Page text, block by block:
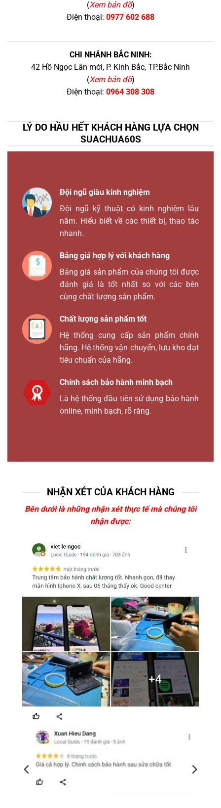
(Xem bản đồ)
Điện thoại: 0977 602 688
CHI NHÁNH BẮC NINH:
42 Hồ Ngọc Lân mới, P. Kinh Bắc, TP.Bắc Ninh
(Xem bản đồ)
Điện thoại: 0964 308 308
LÝ DO HẦU HẾT KHÁCH HÀNG LỰA CHỌN
SUACHUA60S
Đội ngũ giàu kinh nghiệm
Đội ngũ kỹ thuật có kinh nghiệm lâu
năm. Hiểu biết về các thiết bị, thao tác
nhanh.
Bảng giá hợp lý với khách hàng
Bảng giá sản phẩm của chúng tôi được
đánh giá là tốt nhất so với các bên
cùng chất lượng sản phẩm.
Chất lượng sản phẩm tốt
Hệ thống cung cấp sản phẩm chính
hãng. Hệ thống vận chuyển, lưu kho đạt
tiêu chuẩn của hãng.
Chính sách bảo hành minh bạch
Là hệ thống đầu tiên sử dụng bảo hành
online, minh bạch, rõ ràng.
NHẬN XÉT CỦA KHÁCH HÀNG
Bên dưới là những nhận xét thực tế mà chúng tôi
nhận được: